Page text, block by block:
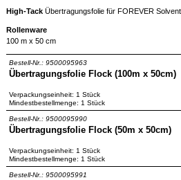
High-Tack Übertragungsfolie für FOREVER
Rollenware
100 m x 50 cm
Bestell-Nr.: 9500095963
Übertragungsfolie Flock (100m x 50cm)
Verpackungseinheit: 1 Stück
Mindestbestellmenge: 1 Stück
Bestell-Nr.: 9500095990
Übertragungsfolie Flock (50m x 50cm)
Verpackungseinheit: 1 Stück
Mindestbestellmenge: 1 Stück
Bestell-Nr.: 9500095991